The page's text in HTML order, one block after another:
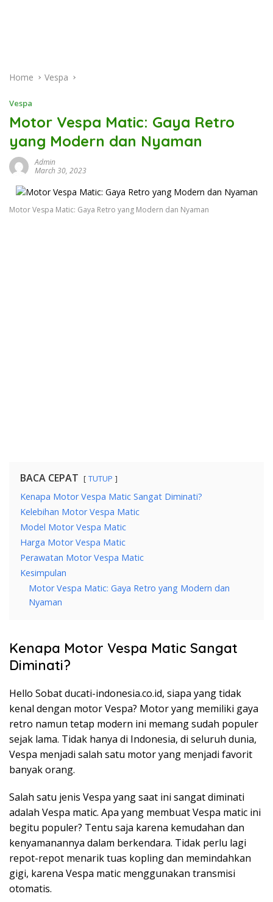
Home Vespa
Vespa
Motor Vespa Matic: Gaya Retro
yang Modern dan Nyaman
Admin
March 30, 2023
Motor Vespa Matic: Gaya Retro yang Modern dan Nyaman
BACA CEPAT TUTUP
Kenapa Motor Vespa Matic Sangat Diminati?
Kelebihan Motor Vespa Matic
Model Motor Vespa Matic
Harga Motor Vespa Matic
Perawatan Motor Vespa Matic
Kesimpulan
Motor Vespa Matic: Gaya Retro yang Modern dan
Nyaman
Kenapa Motor Vespa Matic Sangat
Diminati?
Hello Sobat ducati-indonesia.co.id, siapa yang tidak
kenal dengan motor Vespa? Motor yang memiliki gaya
retro namun tetap modern ini memang sudah populer
sejak lama. Tidak hanya di Indonesia, di seluruh dunia,
Vespa menjadi salah satu motor yang menjadi favorit
banyak orang.
Salah satu jenis Vespa yang saat ini sangat diminati
adalah Vespa matic. Apa yang membuat Vespa matic ini
begitu populer? Tentu saja karena kemudahan dan
kenyamanannya dalam berkendara. Tidak perlu lagi
repot-repot menarik tuas kopling dan memindahkan
gigi, karena Vespa matic menggunakan transmisi
otomatis.